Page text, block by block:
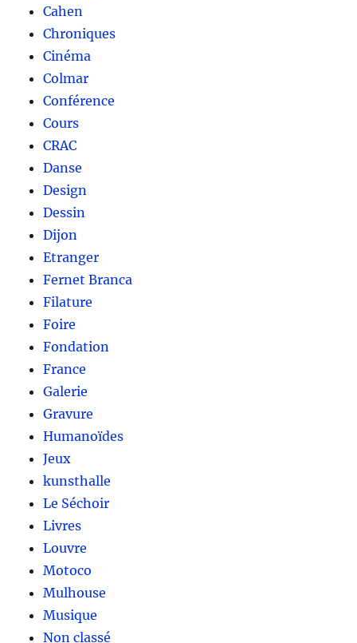
Cahen
Chroniques
Cinéma
Colmar
Conférence
Cours
CRAC
Danse
Design
Dessin
Dijon
Etranger
Fernet Branca
Filature
Foire
Fondation
France
Galerie
Gravure
Humanoïdes
Jeux
kunsthalle
Le Séchoir
Livres
Louvre
Motoco
Mulhouse
Musique
Non classé